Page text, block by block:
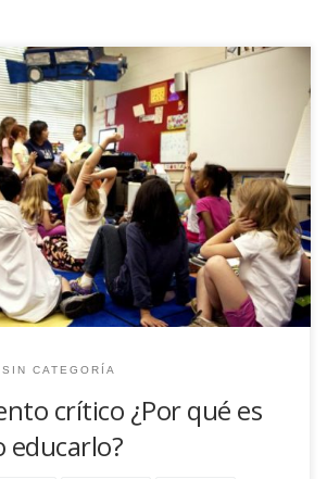
hace posible la confrontación de ideas y
y con ello, la posibilidad de consenso.
SIN CATEGORÍA
crítico ¿Por qué es
educarlo?